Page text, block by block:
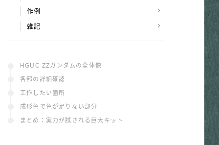
作例
雑記
HGUC ZZガンダムの全体像
各部の詳細確認
工作したい箇所
成形色で色が足りない部分
まとめ：実力が試される巨大キット